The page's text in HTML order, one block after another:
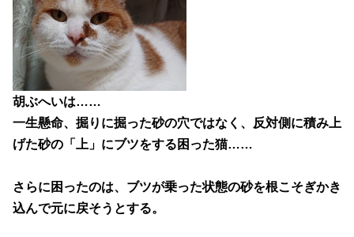
胡ぶへいは……
一生懸命、掘りに掘った砂の穴ではなく、反対側に積み上
げた砂の「上」にブツをする困った猫……
さらに困ったのは、ブツが乗った状態の砂を根こそぎかき
込んで元に戻そうとする。